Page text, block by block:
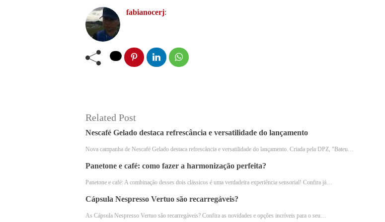
OCafé Tradicionalda 3 Corações é a escolha perfeita para quem busca um
ele está em
torrefação que realça seu aroma e sabor, este café proporciona uma experiência
fabianocerj:
Related Post
Nescafé Gelado destaca refrescância e versatilidade do lançamento
Nova campanha de Nescafé Gelado destaca refrescância e versatilidade do lançamento. Criada pela DPZ, "Bateu…
Panetone e café: como fazer a harmonização perfeita?
Panetone e café: A combinação desses dois clássicos é uma verdadeira experiência sensorial! Confira já…
Cápsula Nespresso Vertuo são recarregáveis?
As Cápsula Nespresso Vertuo são recarregáveis? Confira as novidades e opções incríveis para o seu…